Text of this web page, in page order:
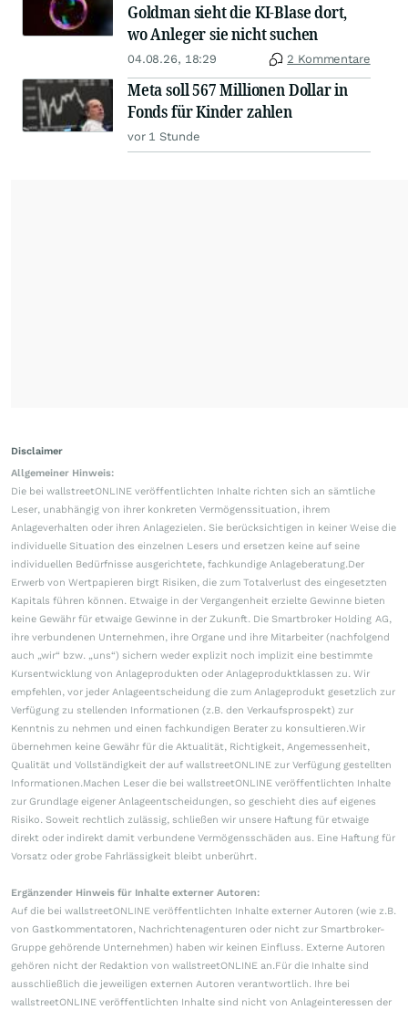
Goldman sieht die KI-Blase dort,
wo Anleger sie nicht suchen
04.08.26, 18:29 2 Kommentare
Meta soll 567 Millionen Dollar in
Fonds für Kinder zahlen
vor 1 Stunde
Disclaimer
Allgemeiner Hinweis:
Die bei wallstreetONLINE veröffentlichten Inhalte richten sich an sämtliche
Leser, unabhängig von ihrer konkreten Vermögenssituation, ihrem
Anlageverhalten oder ihren Anlagezielen. Sie berücksichtigen in keiner Weise die
individuelle Situation des einzelnen Lesers und ersetzen keine auf seine
individuellen Bedürfnisse ausgerichtete, fachkundige Anlageberatung.Der
Erwerb von Wertpapieren birgt Risiken, die zum Totalverlust des eingesetzten
Kapitals führen können. Etwaige in der Vergangenheit erzielte Gewinne bieten
keine Gewähr für etwaige Gewinne in der Zukunft. Die Smartbroker Holding AG,
ihre verbundenen Unternehmen, ihre Organe und ihre Mitarbeiter (nachfolgend
auch „wir“ bzw. „uns“) sichern weder explizit noch implizit eine bestimmte
Kursentwicklung von Anlageprodukten oder Anlageproduktklassen zu. Wir
empfehlen, vor jeder Anlageentscheidung die zum Anlageprodukt gesetzlich zur
Verfügung zu stellenden Informationen (z.B. den Verkaufsprospekt) zur
Kenntnis zu nehmen und einen fachkundigen Berater zu konsultieren.Wir
übernehmen keine Gewähr für die Aktualität, Richtigkeit, Angemessenheit,
Qualität und Vollständigkeit der auf wallstreetONLINE zur Verfügung gestellten
Informationen.Machen Leser die bei wallstreetONLINE veröffentlichten Inhalte
zur Grundlage eigener Anlageentscheidungen, so geschieht dies auf eigenes
Risiko. Soweit rechtlich zulässig, schließen wir unsere Haftung für etwaige
direkt oder indirekt damit verbundene Vermögensschäden aus. Eine Haftung für
Vorsatz oder grobe Fahrlässigkeit bleibt unberührt.
Ergänzender Hinweis für Inhalte externer Autoren:
Auf die bei wallstreetONLINE veröffentlichten Inhalte externer Autoren (wie z.B.
von Gastkommentatoren, Nachrichtenagenturen oder nicht zur Smartbroker-
Gruppe gehörende Unternehmen) haben wir keinen Einfluss. Externe Autoren
gehören nicht der Redaktion von wallstreetONLINE an.Für die Inhalte sind
ausschließlich die jeweiligen externen Autoren verantwortlich. Ihre bei
wallstreetONLINE veröffentlichten Inhalte sind nicht von Anlageinteressen der